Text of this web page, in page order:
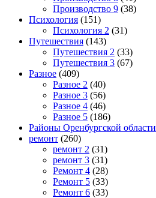
Производство 9 (38)
Психология (151)
Психология 2 (31)
Путешествия (143)
Путешествия 2 (33)
Путешествия 3 (67)
Разное (409)
Разное 2 (40)
Разное 3 (56)
Разное 4 (46)
Разное 5 (186)
Районы Оренбургской области
ремонт (260)
ремонт 2 (31)
ремонт 3 (31)
Ремонт 4 (28)
Ремонт 5 (33)
Ремонт 6 (33)